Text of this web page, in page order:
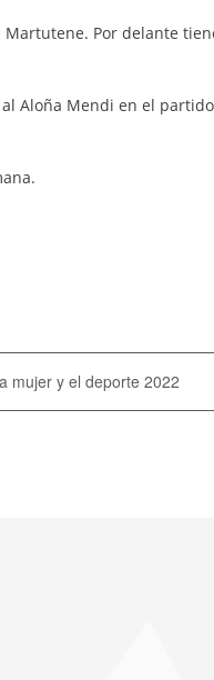
Por delante
Aloña Mendi en el partido
mujer y el deporte 2022